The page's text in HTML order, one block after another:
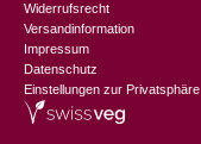
Widerrufsrecht
Versandinformation
Impressum
Datenschutz
Einstellungen zur Privatsphäre